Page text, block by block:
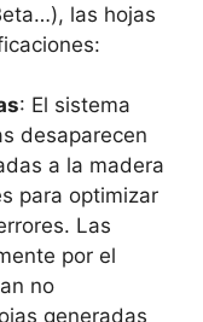
las hojas
: El sistema
desaparecen
a la madera
para optimizar
Las
por el
no
generadas